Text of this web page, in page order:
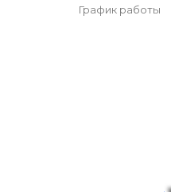
График работы